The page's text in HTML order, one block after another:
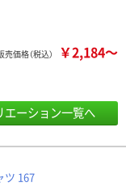
売価格（税込） ￥2,184～
エーション一覧へ
ツ 167